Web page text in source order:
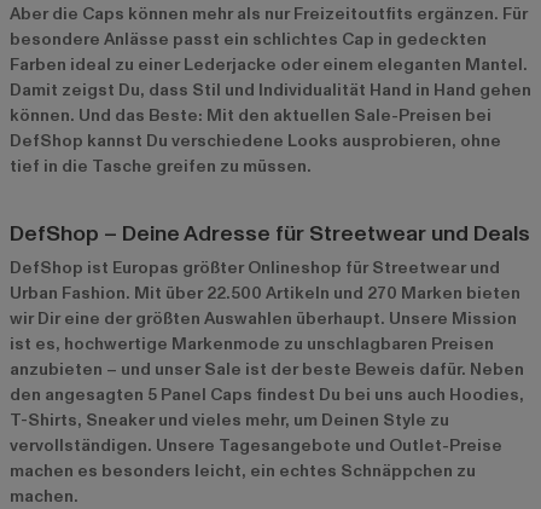
Aber die Caps können mehr als nur Freizeitoutfits ergänzen. Für
besondere Anlässe passt ein schlichtes Cap in gedeckten
Farben ideal zu einer Lederjacke oder einem eleganten Mantel.
Damit zeigst Du, dass Stil und Individualität Hand in Hand gehen
können. Und das Beste: Mit den aktuellen Sale-Preisen bei
DefShop kannst Du verschiedene Looks ausprobieren, ohne
tief in die Tasche greifen zu müssen.
DefShop – Deine Adresse für Streetwear und Deals
DefShop ist Europas größter Onlineshop für Streetwear und
Urban Fashion. Mit über 22.500 Artikeln und 270 Marken bieten
wir Dir eine der größten Auswahlen überhaupt. Unsere Mission
ist es, hochwertige Markenmode zu unschlagbaren Preisen
anzubieten – und unser Sale ist der beste Beweis dafür. Neben
den angesagten 5 Panel Caps findest Du bei uns auch Hoodies,
T-Shirts, Sneaker und vieles mehr, um Deinen Style zu
vervollständigen. Unsere Tagesangebote und Outlet-Preise
machen es besonders leicht, ein echtes Schnäppchen zu
machen.